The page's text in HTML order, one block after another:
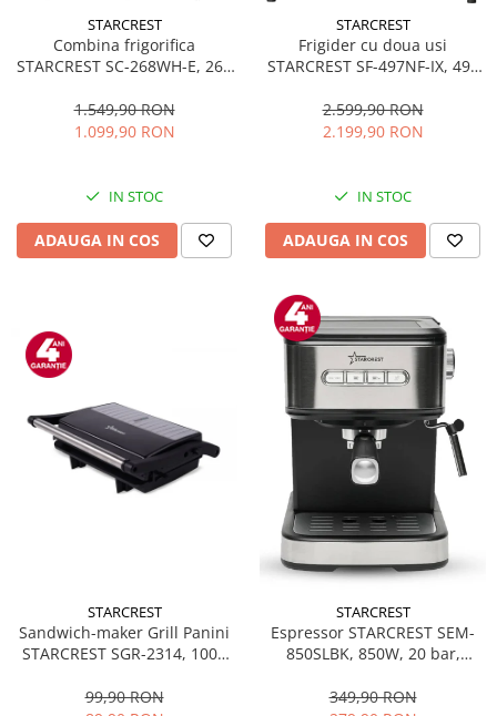
STARCREST
Combina frigorifica
STARCREST SC-268WH-E, 268
Termostat reglabil, Iluminare
LED, Picioare ajustabile, Usi
1.549,90 RON
1.099,90 RON
IN STOC
ADAUGA IN COS
STARCREST
Frigider cu doua usi
STARCREST SF-497NF-IX, 497
Inverter, Clasa E, Display,
Functie super racire, Blocare
2.599,90 RON
2.199,90 RON
IN STOC
ADAUGA IN COS
STARCREST
Sandwich-maker Grill Panini
STARCREST SGR-2314, 1000
Deschidere 180°, Suprafata
99,90 RON
STARCREST
Espressor STARCREST SEM-
850SLBK, 850W, 20 bar,
dispozitiv spumare, filtru
349,90 RON